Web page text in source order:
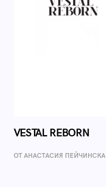
VESTAL REBORN
ОТ AНАСТАСИЯ ПЕЙЧИНСКА